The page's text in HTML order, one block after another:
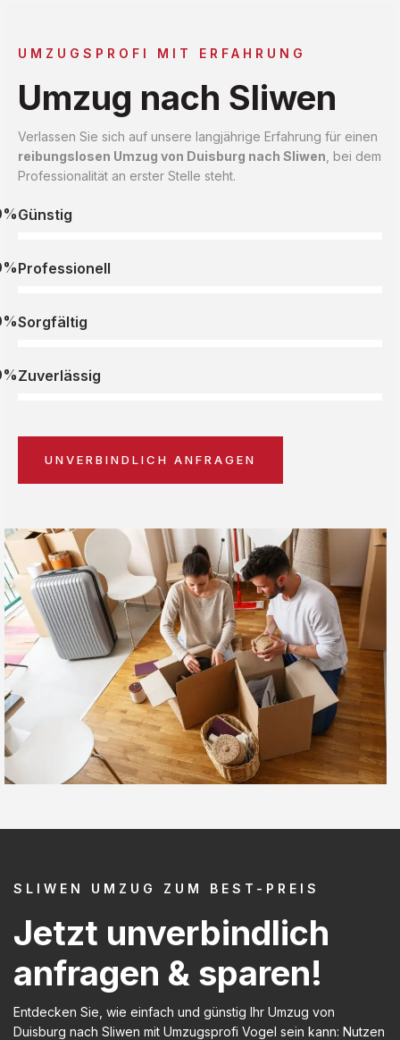
UMZUGSPROFI MIT ERFAHRUNG
Umzug nach Sliwen
Verlassen Sie sich auf unsere langjährige Erfahrung für einen
reibungslosen Umzug von Duisburg nach Sliwen , bei dem
Professionalität an erster Stelle steht.
Günstig
Professionell
Sorgfältig
Zuverlässig
UNVERBINDLICH ANFRAGEN
SLIWEN UMZUG ZUM BEST-PREIS
Jetzt unverbindlich
anfragen & sparen!
Entdecken Sie, wie einfach und günstig Ihr Umzug von
Duisburg nach Sliwen mit Umzugsprofi Vogel sein kann: Nutzen